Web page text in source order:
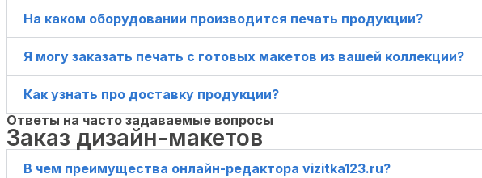
На каком оборудовании производится печать продукции?
Я могу заказать печать с готовых макетов из вашей коллекции?
Как узнать про доставку продукции?
Ответы на часто задаваемые вопросы
Заказ дизайн-макетов
В чем преимущества онлайн-редактора vizitka123.ru?